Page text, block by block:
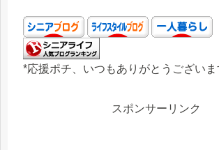
*応援ポチ、いつもありがとうございま
スポンサーリンク